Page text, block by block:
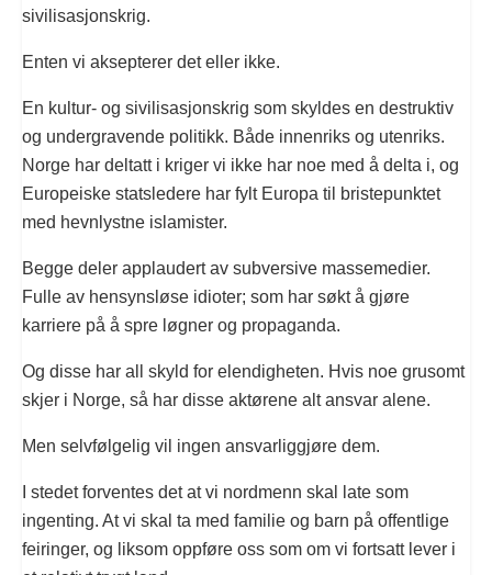
sivilisasjonskrig.
Enten vi aksepterer det eller ikke.
En kultur- og sivilisasjonskrig som skyldes en destruktiv
og undergravende politikk. Både innenriks og utenriks.
Norge har deltatt i kriger vi ikke har noe med å delta i, og
Europeiske statsledere har fylt Europa til bristepunktet
med hevnlystne islamister.
Begge deler applaudert av subversive massemedier.
Fulle av hensynsløse idioter; som har søkt å gjøre
karriere på å spre løgner og propaganda.
Og disse har all skyld for elendigheten. Hvis noe grusomt
skjer i Norge, så har disse aktørene alt ansvar alene.
Men selvfølgelig vil ingen ansvarliggjøre dem.
I stedet forventes det at vi nordmenn skal late som
ingenting. At vi skal ta med familie og barn på offentlige
feiringer, og liksom oppføre oss som om vi fortsatt lever i